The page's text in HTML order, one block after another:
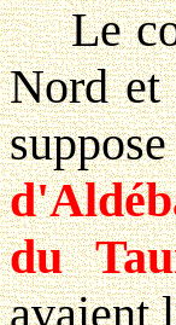
Le
Nord et
du
avaient